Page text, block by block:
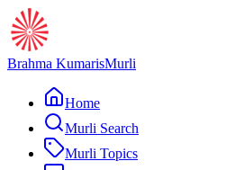
Brahma KumarisMurli
Home
Murli Search
Murli Topics